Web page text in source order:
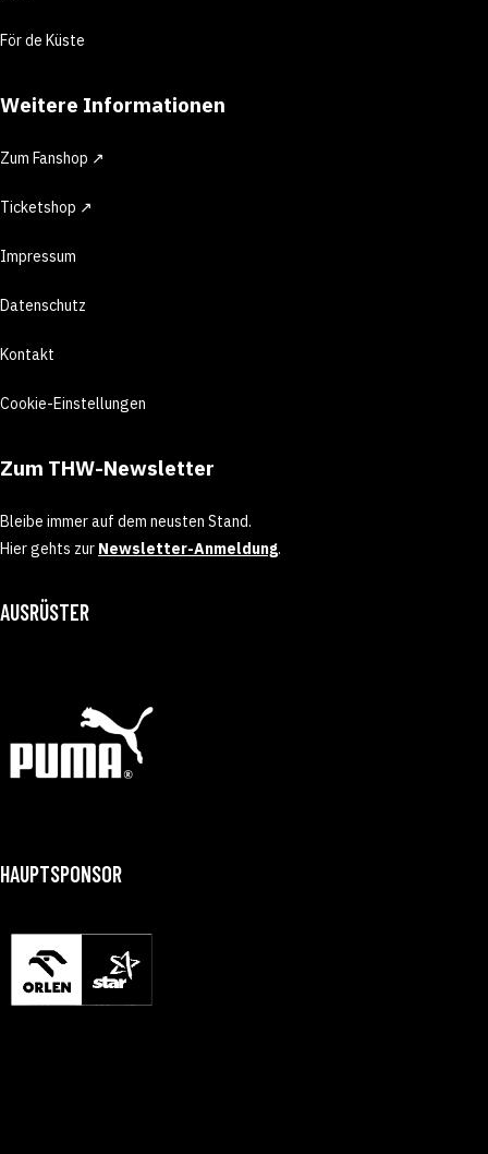
För de Küste
Weitere Informationen
Zum Fanshop ↗
Ticketshop ↗
Impressum
Datenschutz
Kontakt
Cookie-Einstellungen
Zum THW-Newsletter
Bleibe immer auf dem neusten Stand.
Hier gehts zur Newsletter-Anmeldung.
AUSRÜSTER
HAUPTSPONSOR